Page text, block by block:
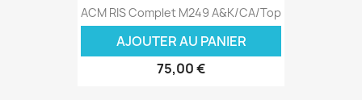
ACM RIS Complet M249 A&K/CA/Top
AJOUTER AU PANIER
75,00 €